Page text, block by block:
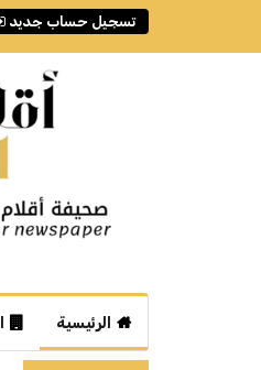
تسجيل حساب جديد
الرئيسية